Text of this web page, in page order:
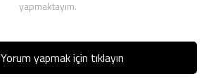
yapmaktayım.
Yorum yapmak için tıklayın